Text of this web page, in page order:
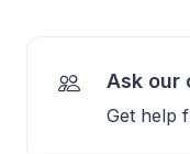
Ask our
Get help